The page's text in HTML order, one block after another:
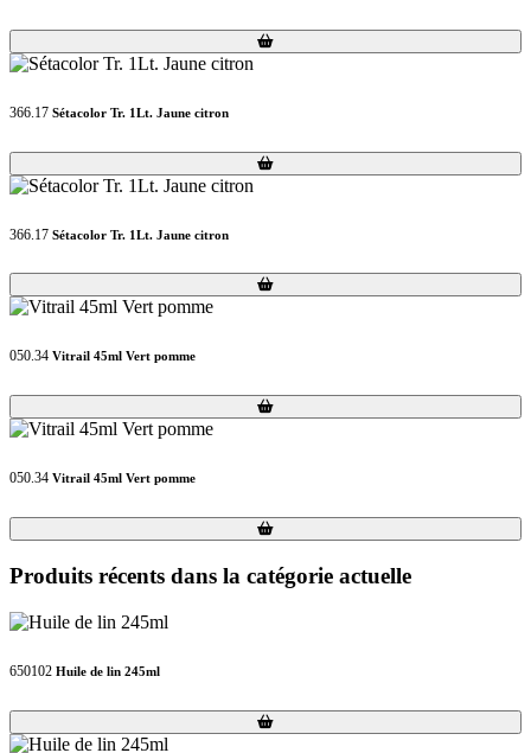
Loading...
Loading...
366.17 Sétacolor Tr. 1Lt. Jaune citron
Loading...
Loading...
366.17 Sétacolor Tr. 1Lt. Jaune citron
Loading...
Loading...
050.34 Vitrail 45ml Vert pomme
Loading...
Loading...
050.34 Vitrail 45ml Vert pomme
Loading...
Loading...
Produits récents dans la catégorie actuelle
650102 Huile de lin 245ml
Loading...
Loading...